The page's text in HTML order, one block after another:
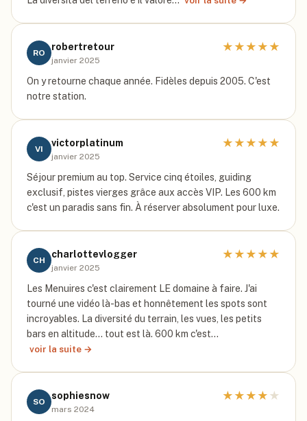
RO
robertretour
janvier 2025
★ ★ ★ ★ ★
On y retourne chaque année. Fidèles depuis 2005. C'est
notre station.
VI
victorplatinum
janvier 2025
★ ★ ★ ★ ★
Séjour premium au top. Service cinq étoiles, guiding
exclusif, pistes vierges grâce aux accès VIP. Les 600 km
c'est un paradis sans fin. À réserver absolument pour luxe.
CH
charlottevlogger
janvier 2025
★ ★ ★ ★ ★
Les Menuires c'est clairement LE domaine à faire. J'ai
tourné une vidéo là-bas et honnêtement les spots sont
incroyables. La diversité du terrain, les vues, les petits
bars en altitude... tout est là. 600 km c'est…
voir la suite →
SO
sophiesnow
mars 2024
★ ★ ★ ★ ★